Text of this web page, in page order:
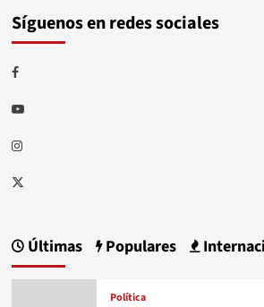
Síguenos en redes sociales
Facebook
Youtube
Instagram
Twitter
Últimas Populares
Política